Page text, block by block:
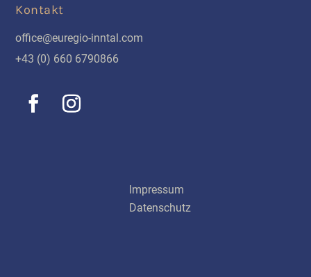
Kontakt
office@euregio-inntal.com
+43 (0) 660 6790866
Impressum
Datenschutz